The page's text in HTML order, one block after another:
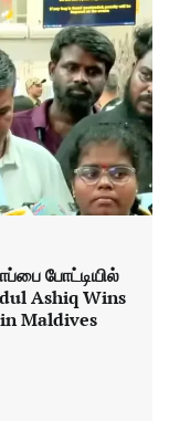
போட்டியில்
Ashiq Wins
Maldives